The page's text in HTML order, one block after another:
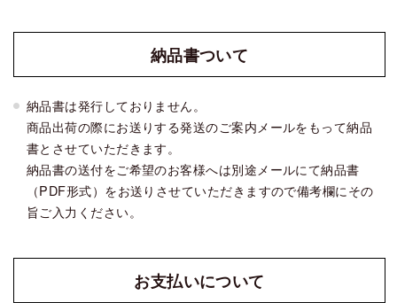
納品書ついて
納品書は発行しておりません。
商品出荷の際にお送りする発送のご案内メールをもって納品
書とさせていただきます。
納品書の送付をご希望のお客様へは別途メールにて納品書
（PDF形式）をお送りさせていただきますので備考欄にその
旨ご入力ください。
お支払いについて